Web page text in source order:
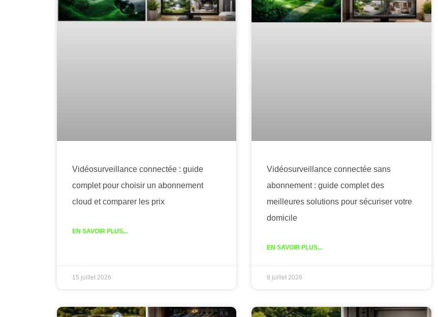
Vidéosurveillance connectée : guide
complet pour choisir un abonnement
cloud et comparer les prix
EN SAVOIR PLUS...
15 juillet 2026
Vidéosurveillance connectée sans
abonnement : guide complet des
meilleures solutions pour sécuriser votre
domicile
EN SAVOIR PLUS...
8 juillet 2026